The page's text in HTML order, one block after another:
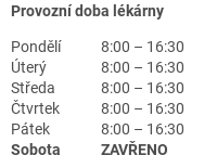
Provozní doba lékárny
Pondělí
8:00 – 16:30
Úterý
8:00 – 16:30
Středa
8:00 – 16:30
Čtvrtek
8:00 – 16:30
Pátek
8:00 – 16:30
Sobota
ZAVŘENO